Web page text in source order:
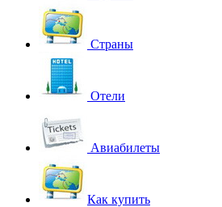
Страны
Отели
Авиабилеты
Как купить